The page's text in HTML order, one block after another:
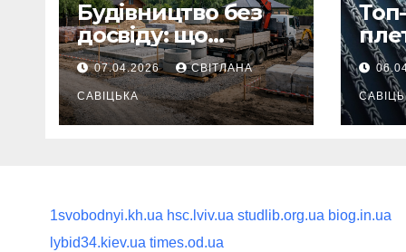
Будівництво без
досвіду: що
потрібно
продумати до
першої доставки
на ділянку
07.04.2026 СВІТЛАНА
САВІЦЬКА
1svobodnyi.kh.ua hsc.lviv.ua studlib.org.ua biog.in.ua
lybid34.kiev.ua times.od.ua